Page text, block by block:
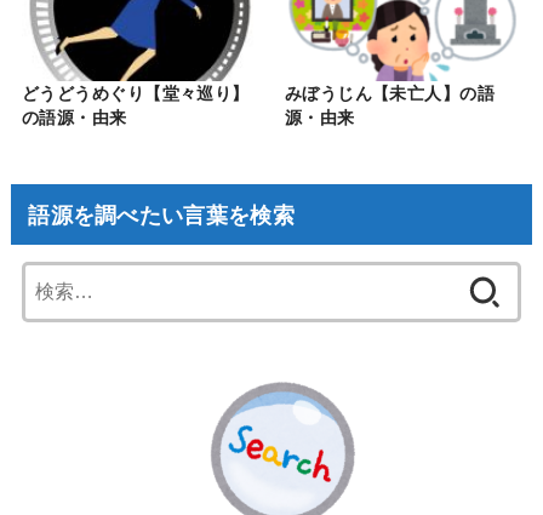
どうどうめぐり【堂々巡り】
の語源・由来
みぼうじん【未亡人】の語
源・由来
語源を調べたい言葉を検索
索: